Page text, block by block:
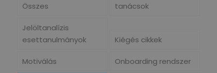
Összes
tanácsok
Jelöltanalízis
esettanulmányok
Kiégés cikkek
Motiválás Onboarding rendszer